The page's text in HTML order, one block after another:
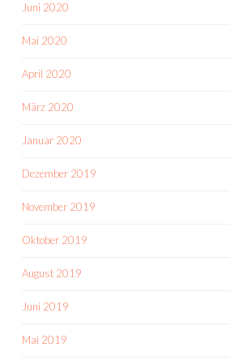
Juni 2020
Mai 2020
April 2020
März 2020
Januar 2020
Dezember 2019
November 2019
Oktober 2019
August 2019
Juni 2019
Mai 2019